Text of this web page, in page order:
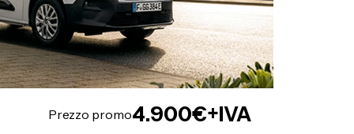
Prezzo promo4.900€+IVA